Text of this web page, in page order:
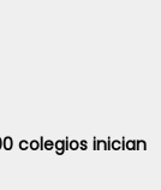
colegios inician